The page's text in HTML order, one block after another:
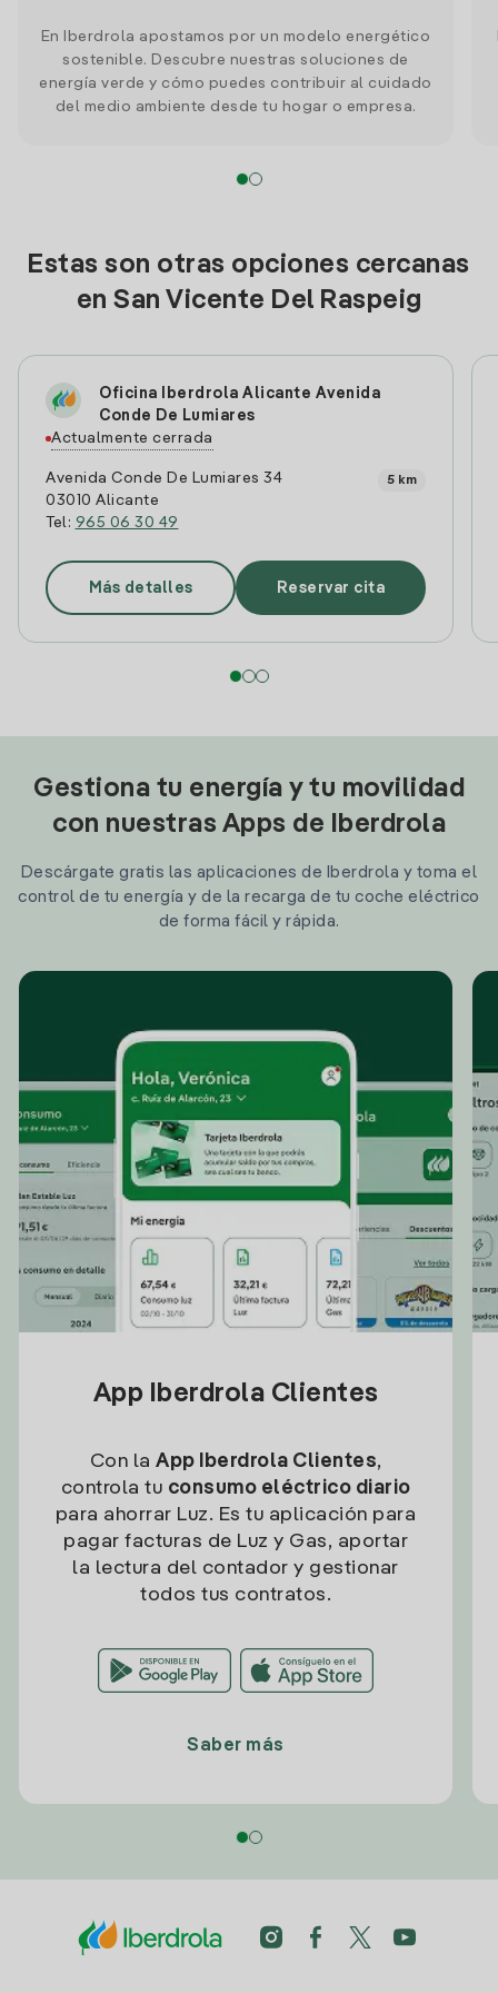
En Iberdrola apostamos por un modelo energético
sostenible. Descubre nuestras soluciones de
energía verde y cómo puedes contribuir al cuidado
del medio ambiente desde tu hogar o empresa.
Estas son otras opciones cercanas
en San Vicente Del Raspeig
Oficina Iberdrola Alicante Avenida
Conde De Lumiares
Actualmente cerrada
Avenida Conde De Lumiares 34
03010 Alicante
Tel: 965 06 30 49
5 km
Más detalles Reservar cita
Gestiona tu energía y tu movilidad
con nuestras Apps de Iberdrola
Descárgate gratis las aplicaciones de Iberdrola y toma el
control de tu energía y de la recarga de tu coche eléctrico
de forma fácil y rápida.
App Iberdrola Clientes
Con la App Iberdrola Clientes,
controla tu consumo eléctrico diario
para ahorrar Luz. Es tu aplicación para
pagar facturas de Luz y Gas, aportar
la lectura del contador y gestionar
todos tus contratos.
Saber más